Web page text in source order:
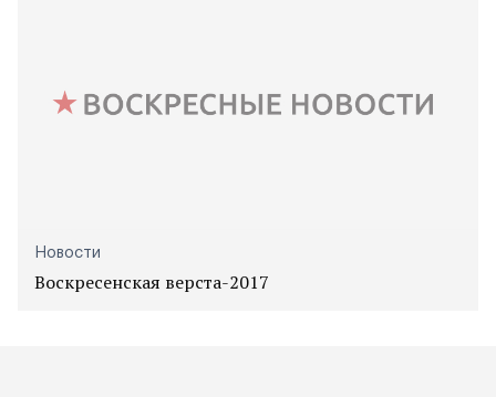
Новости
Воскресенская верста-2017